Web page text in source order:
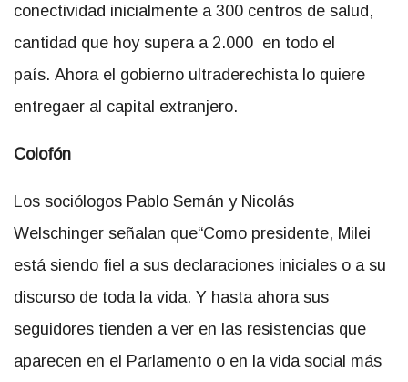
conectividad inicialmente a 300 centros de salud,
cantidad que hoy supera a 2.000 en todo el
país. Ahora el gobierno ultraderechista lo quiere
entregaer al capital extranjero.
Colofón
Los sociólogos Pablo Semán y Nicolás
Welschinger señalan que“Como presidente, Milei
está siendo fiel a sus declaraciones iniciales o a su
discurso de toda la vida. Y hasta ahora sus
seguidores tienden a ver en las resistencias que
aparecen en el Parlamento o en la vida social más